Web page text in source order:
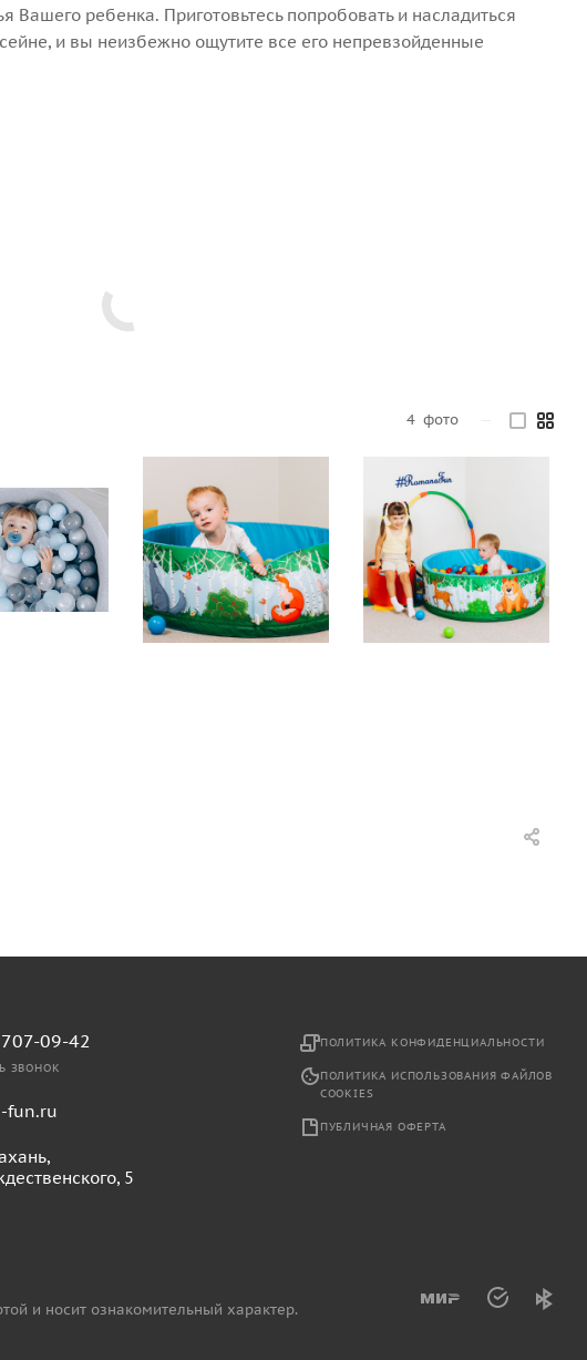
Вашего ребенка. Приготовьтесь попробовать и насладиться
и вы неизбежно ощутите все его непревзойденные
4 фото
09-42
ЗВОНОК
fun.ru
5
ПОЛИТИКА КОНФИДЕНЦИАЛЬНОСТИ
ПОЛИТИКА ИСПОЛЬЗОВАНИЯ ФАЙЛОВ
COOKIES
ПУБЛИЧНАЯ ОФЕРТА
и носит ознакомительный характер.